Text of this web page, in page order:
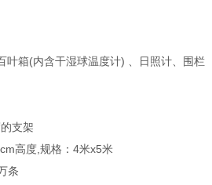
箱(内含干湿球温度计) 、日照计、围栏
支架
高度,规格：4米x5米
条